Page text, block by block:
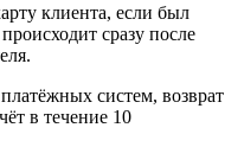
клиента, если был
сразу после
систем, возврат
в течение 10